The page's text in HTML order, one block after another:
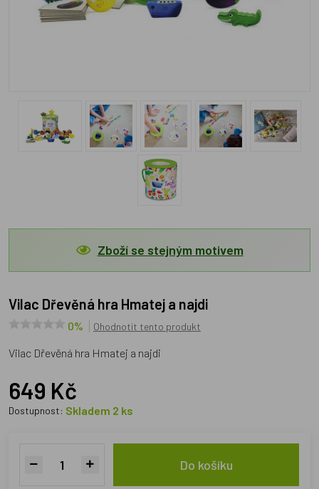
Zboží se stejným motivem
Vilac Dřevěná hra Hmatej a najdi
0% Ohodnotit tento produkt
Vilac Dřevěná hra Hmatej a najdi
649 Kč
Dostupnost: Skladem 2 ks
Do košíku